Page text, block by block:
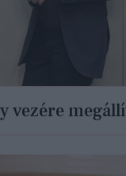
vezére